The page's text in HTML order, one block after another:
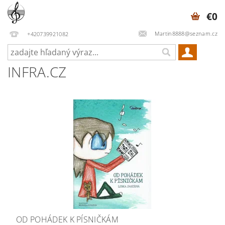
+420739921082 Martin8888@seznam.cz
€0
INFRA.CZ
OD POHÁDEK K PÍSNIČKÁM